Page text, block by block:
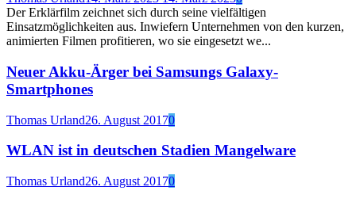
Der Erklärfilm zeichnet sich durch seine vielfältigen
Einsatzmöglichkeiten aus. Inwiefern Unternehmen von den kurzen,
animierten Filmen profitieren, wo sie eingesetzt we...
Neuer Akku-Ärger bei Samsungs Galaxy-
Smartphones
Thomas Urland26. August 20170
WLAN ist in deutschen Stadien Mangelware
Thomas Urland26. August 20170